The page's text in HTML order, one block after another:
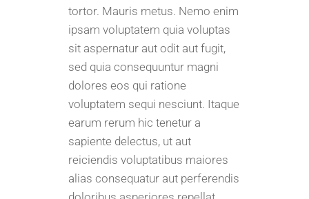
tortor. Mauris metus. Nemo enim
ipsam voluptatem quia voluptas
sit aspernatur aut odit aut fugit,
sed quia consequuntur magni
dolores eos qui ratione
voluptatem sequi nesciunt. Itaque
earum rerum hic tenetur a
sapiente delectus, ut aut
reiciendis voluptatibus maiores
alias consequatur aut perferendis